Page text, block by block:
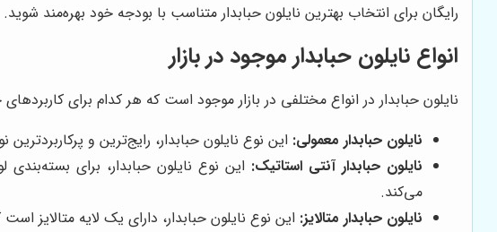
رایگان برای انتخاب بهترین نایلون حبابدار متناسب با بودجه خود بهره‌مند شوید.
انواع نایلون حبابدار موجود در بازار
نایلون حبابدار در انواع مختلفی در بازار موجود است که هر کدام برای
نایلون حبابدار معمولی: این نوع نایلون حبابدار، رایج‌ترین و
نایلون حبابدار آنتی استاتیک: این نوع نایلون حبابدار، برای
می‌کند.
نایلون حبابدار متالایز: این نوع نایلون حبابدار، دارای یک لایه